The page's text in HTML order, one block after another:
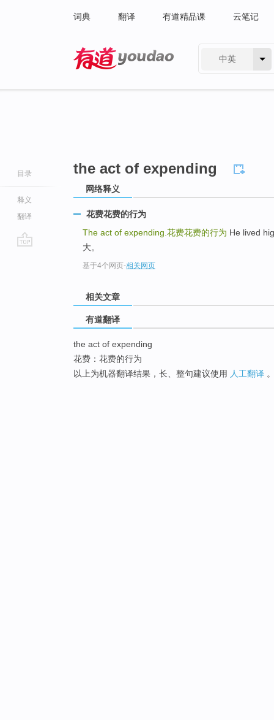
词典 翻译 有道精品课 云笔记
中英
目录
释义
翻译
the act of expending
网络释义
花费花费的行为
The act of expending. 花费花费的行为 He lived
大。
基于4个网页-相关网页
相关文章
有道翻译
the act of expending
花费：花费的行为
以上为机器翻译结果，长、整句建议使用 人工翻译